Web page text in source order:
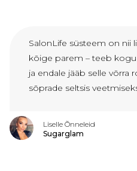
SalonLife süsteem on nii
kõige parem – teeb
ja endale jääb selle võrra
sõprade seltsis
Liselle Õnneleid
Sugarglam